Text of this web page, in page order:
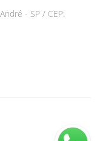
- SP / CEP: